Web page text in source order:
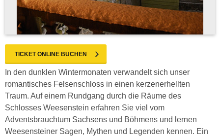
TICKET ONLINE BUCHEN
In den dunklen Wintermonaten verwandelt sich unser
romantisches Felsenschloss in einen kerzenerhellten
Traum. Auf einem Rundgang durch die Räume des
Schlosses Weesenstein erfahren Sie viel vom
Adventsbrauchtum Sachsens und Böhmens und lernen
Weesensteiner Sagen, Mythen und Legenden kennen. Ein